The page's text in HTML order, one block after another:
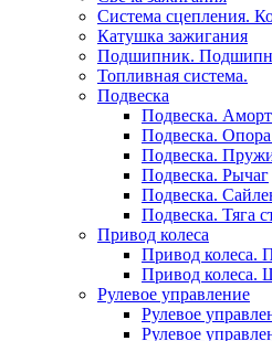
Система сцепления.
Катушка зажигания
Подшипник.
Топливная система.
Подвеска
Подвеска.
Подвеска.
Подвеска.
Подвеска. Рычаг
Подвеска.
Подвеска. Тяга
Привод колеса
Привод колеса.
Привод
Рулевое управление
Рулевое
Рулевое